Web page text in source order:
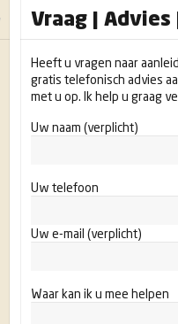
Vraag | Advies
Heeft u vragen naar
gratis telefonisch advies
met u op. Ik help u graag
Uw naam (verplicht)
Uw telefoon
Uw e-mail (verplicht)
Waar kan ik u mee helpen